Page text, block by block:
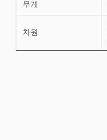
무게
차원